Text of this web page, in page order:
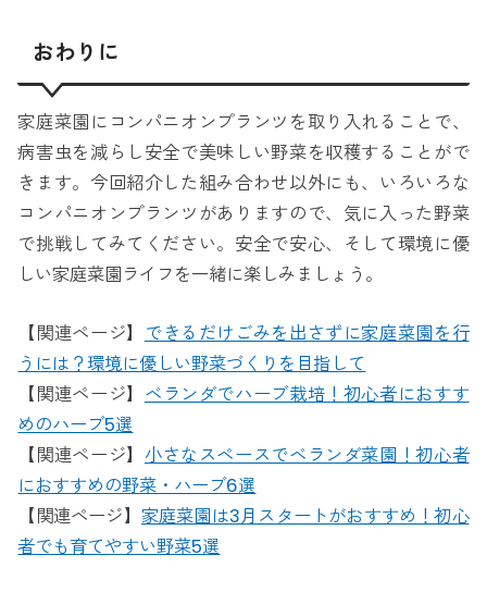
おわりに
家庭菜園にコンパニオンプランツを取り入れることで、
病害虫を減らし安全で美味しい野菜を収穫することがで
きます。今回紹介した組み合わせ以外にも、いろいろな
コンパニオンプランツがありますので、気に入った野菜
で挑戦してみてください。安全で安心、そして環境に優
しい家庭菜園ライフを一緒に楽しみましょう。
【関連ページ】 できるだけごみを出さずに家庭菜園を行
うには？環境に優しい野菜づくりを目指して
【関連ページ】 ベランダでハーブ栽培！初心者におすす
めのハーブ5選
【関連ページ】 小さなスペースでベランダ菜園！初心者
におすすめの野菜・ハーブ6選
【関連ページ】 家庭菜園は3月スタートがおすすめ！初心
者でも育てやすい野菜5選